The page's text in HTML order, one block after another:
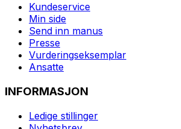
Kundeservice
Min side
Send inn manus
Presse
Vurderingseksemplar
Ansatte
INFORMASJON
Ledige stillinger